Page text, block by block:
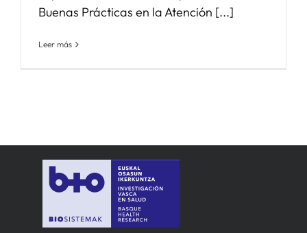
Buenas Prácticas en la Atención [...]
Leer más